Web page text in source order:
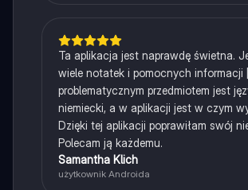
Ta aplikacja jest naprawdę świetna.
wiele notatek i pomocnych informacji
problematycznym przedmiotem jest
niemiecki, a w aplikacji jest w czym
Dzięki tej aplikacji poprawiłam swój
Polecam ją każdemu.
Samantha Klich
użytkownik Androida